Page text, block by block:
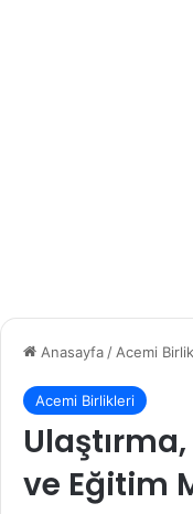
Anasayfa / Acemi
Acemi Birlikleri
ve Eğitim